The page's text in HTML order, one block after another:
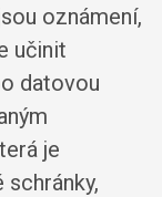
oznámení,
učinit
datovou
je